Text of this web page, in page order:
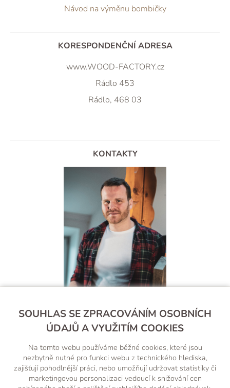
Návod na výměnu bombičky
KORESPONDENČNÍ ADRESA
www.WOOD-FACTORY.cz
Rádlo 453
Rádlo, 468 03
KONTAKTY
Filip Štěpnička
+420 607 238 260
(Po-Pá, 8-18 hod.)
obchod@wood-factory.cz
SOUHLAS SE ZPRACOVÁNÍM OSOBNÍCH
ÚDAJŮ A VYUŽITÍM COOKIES
Na tomto webu používáme běžné cookies, které jsou
nezbytně nutné pro funkci webu z technického hlediska,
zajišťují pohodlnější práci, nebo umožňují udržovat statistiky či
marketingovou personalizaci vedoucí k snižování cen